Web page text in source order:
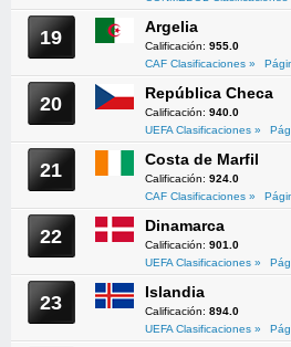
19 Argelia
Calificación: 955.0
CAF Clasificaciones »
20 República Checa
Calificación: 940.0
UEFA Clasificaciones »
21 Costa de Marfil
Calificación: 924.0
CAF Clasificaciones »
22 Dinamarca
Calificación: 901.0
UEFA Clasificaciones »
23 Islandia
Calificación: 894.0
UEFA Clasificaciones »